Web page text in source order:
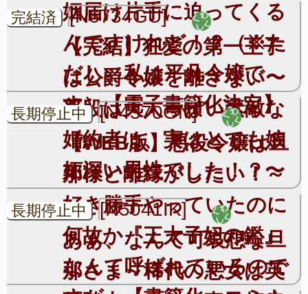
姻届け片手に迫ってくる
んですけれど！？（※た
だし、私は平凡令嬢で
す）【電子書籍化決定】
完結済 [N6734GU]
【完結】狂愛の第一王子
は公爵令嬢を離さない〜
普段は大人っぽい素敵な
婚約者は、実はとても嫉
妬深い男性でした！？〜
長期停止中 [N4570GN]
【WEB版】悪役令嬢は旦
那様と離縁がしたい！～
好き勝手やっていたのに
何故か『王太子妃の鑑』
なんて呼ばれているので
長期停止中 [N5041IK]
あぁ、なんて可哀想な旦
那さま～稀代の悪女は英